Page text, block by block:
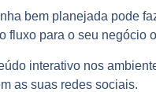
bem planejada pode
fluxo para o seu negócio
interativo nos
as suas redes sociais.